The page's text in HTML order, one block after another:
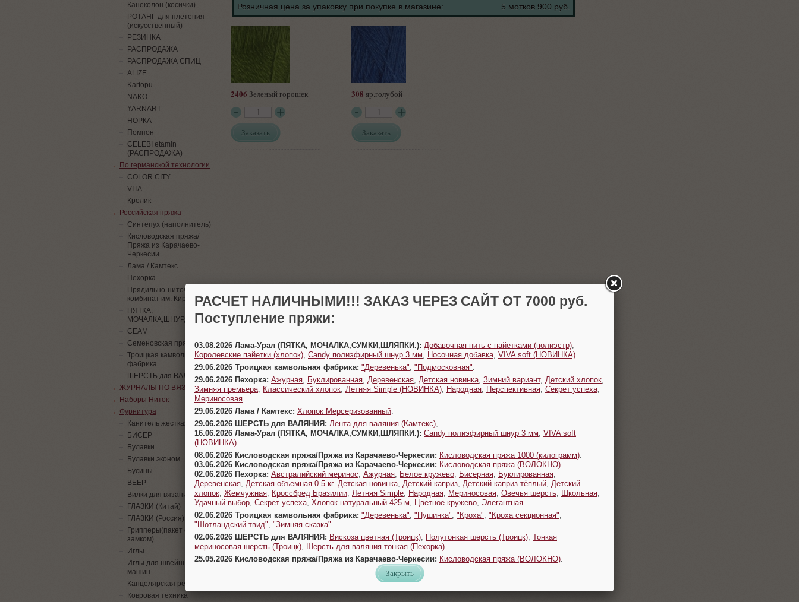
Розничная цена за упаковку при покупке в магазине: 5 мотков 900 руб.
2406 Зеленый горошек
Заказать
308 яр.голубой
Заказать
Канеколон (косички)
РОТАНГ для плетения
(искусственный)
PЕЗИНКА
РАСПРОДАЖА
РАСПРОДАЖА СПИЦ
ALIZE
Kartopu
NAKO
YARNART
НОРКА
Помпон
СELEBI etamin
(РАСПРОДАЖА)
По германской технологии
COLOR CITY
VITA
Кролик
Российская пряжа
Синтепух (наполнитель)
Кисловодская пряжа/
Пряжа из Карачаево-
Черкесии
Лама / Камтекс
Пехорка
Прядильно-ниточный
комбинат им. Кирова
ПЯТКА,
МОЧАЛКА,ШНУР,ПАЙЕТКИ
СЕАМ
Семеновская пряжа
Троицкая камвольная
фабрика
ШЕРСТЬ для ВАЛЯНИЯ
ЖУРНАЛЫ ПО ВЯЗАНИЮ
Наборы Ниток
Фурнитура
Канитель жесткая
БИСЕР
Булавки
Булавки эконом.
Бусины
ВЕЕР
Вилки для вязания
ГЛАЗКИ (Китай)
ГЛАЗКИ (Россия)
Грипперы(пакет с
замком)
Иглы
Иглы для швейных
машин
Канцелярская резинка
Ковровая техника
РАСЧЕТ НАЛИЧНЫМИ!!! ЗАКАЗ ЧЕРЕЗ САЙТ ОТ 7000 руб.
Поступление пряжи:
03.08.2026 Лама-Урал (ПЯТКА, МОЧАЛКА,СУМКИ,ШЛЯПКИ.): Добавочная нить с пайетками (полиэстр)
Королевские пайетки (хлопок) Candy полиэфирный шнур 3 мм Носочная добавка VIVA soft (НОВИНКА)
29.06.2026 Троицкая камвольная фабрика: "Деревенька" "Подмосковная"
29.06.2026 Пехорка: Ажурная Буклированная Деревенская Детская новинка Зимний вариант, Детский хлопок
Зимняя премьера
Классический хлопок Летняя Simple (НОВИНКА) Народная Перспективная Секрет успеха
Мериносовая
29.06.2026 Лама / Камтекс: Хлопок Мерсеризованный
29.06.2026 ШЕРСТЬ для ВАЛЯНИЯ: Лента для валяния (Камтекс)
16.06.2026 Лама-Урал (ПЯТКА, МОЧАЛКА,СУМКИ,ШЛЯПКИ.): Candy полиэфирный шнур 3 мм VIVA soft
(НОВИНКА)
08.06.2026 Кисловодская пряжа/Пряжа из Карачаево-Черкесии: Кисловодская пряжа 1000 (килограмм)
03.06.2026 Кисловодская пряжа/Пряжа из Карачаево-Черкесии: Кисловодская пряжа (ВОЛОКНО)
02.06.2026 Пехорка: Австралийский меринос Ажурная Белое кружево Бисерная Буклированная
Деревенская Детская объемная 0.5 кг. Детская новинка Детский каприз Детский каприз тёплый Детский
хлопок Жемчужная Кроссбред Бразилии Летняя Simple Народная Мериносовая Овечья шерсть Школьная
Удачный выбор Секрет успеха Хлопок натуральный 425 м Цветное кружево Элегантная
02.06.2026 Троицкая камвольная фабрика: "Деревенька" "Пушинка" "Кроха" "Кроха секционная"
"Шотландский твид" "Зимняя сказка"
02.06.2026 ШЕРСТЬ для ВАЛЯНИЯ: Вискоза цветная (Троицк) Полутонкая шерсть (Троицк) Тонкая
мериносовая шерсть (Троицк)
Шерсть для валяния тонкая (Пехорка)
25.05.2026 Кисловодская пряжа/Пряжа из Карачаево-Черкесии: Кисловодская пряжа (ВОЛОКНО)
Закрыть